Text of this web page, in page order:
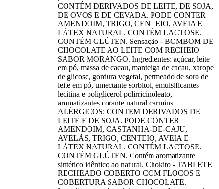
CONTÉM DERIVADOS DE LEITE, DE SOJA,
DE OVOS E DE CEVADA. PODE CONTER
AMENDOIM, TRIGO, CENTEIO, AVEIA E
LÁTEX NATURAL. CONTÉM LACTOSE.
CONTÉM GLÚTEN. Sensação - BOMBOM DE
CHOCOLATE AO LEITE COM RECHEIO
SABOR MORANGO. Ingredientes: açúcar, leite
em pó, massa de cacau, manteiga de cacau, xarope
de glicose, gordura vegetal, permeado de soro de
leite em pó, umectante sorbitol, emulsificantes
lecitina e poliglicerol polirricinoleato,
aromatizantes corante natural carmins.
ALÉRGICOS: CONTÉM DERIVADOS DE
LEITE E DE SOJA. PODE CONTER
AMENDOIM, CASTANHA-DE-CAJU,
AVELÃS, TRIGO, CENTEIO, AVEIA E
LÁTEX NATURAL. CONTÉM LACTOSE.
CONTÉM GLÚTEN. Contém aromatizante
sintético idêntico ao natural. Chokito - TABLETE
RECHEADO COBERTO COM FLOCOS E
COBERTURA SABOR CHOCOLATE.